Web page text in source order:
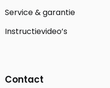
Service & garantie
Instructievideo’s
Contact